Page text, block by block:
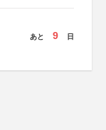
あと 9 日